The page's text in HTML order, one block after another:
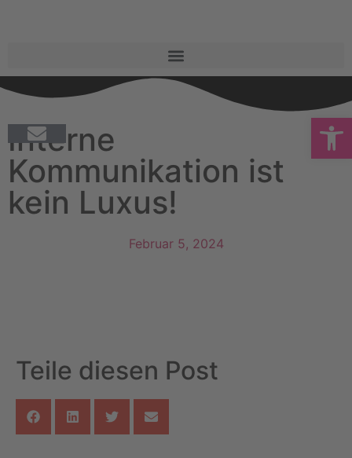
Interne
Kommunikation ist
kein Luxus!
Februar 5, 2024
Teile diesen Post